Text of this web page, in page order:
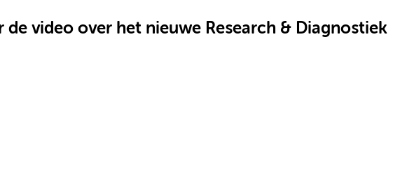
de video over het nieuwe Research & Diagnostiek